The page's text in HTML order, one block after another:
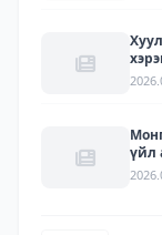
үйл